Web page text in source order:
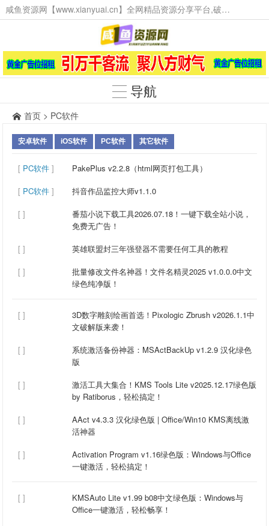
咸鱼资源网【www.xianyuai.cn】全网精品资源分享平台,破解软件,技术源码,火爆项目,工具辅助,这里无所不有。
导航
首页 > PC软件
安卓软件 iOS软件 PC软件 其它软件
[ PC软件 ]
PakePlus v2.2.8（html网页打包工具）
[ PC软件 ]
抖音作品监控大师v1.1.0
[ ]
番茄小说下载工具2026.07.18！一键下载全站小说，
免费无广告！‌
[ ]
英雄联盟封三年强登器不需要任何工具的教程
[ ]
‌批量修改文件名神器！文件名精灵2025 v1.0.0.0中文
绿色纯净版！‌
[ ]
‌3D数字雕刻绘画首选！Pixologic Zbrush v2026.1.1中
文破解版来袭！‌
[ ]
‌系统激活备份神器：MSActBackUp v1.2.9 汉化绿色
版‌
[ ]
‌激活工具大集合！KMS Tools Lite v2025.12.17绿色版
by Ratiborus，轻松搞定！‌
[ ]
‌AAct v4.3.3 汉化绿色版 | Office/Win10 KMS离线激
活神器‌
[ ]
‌Activation Program v1.16绿色版：Windows与Office
一键激活，轻松搞定！‌
[ ]
‌KMSAuto Lite v1.99 b08中文绿色版：Windows与
Office一键激活，轻松畅享！‌